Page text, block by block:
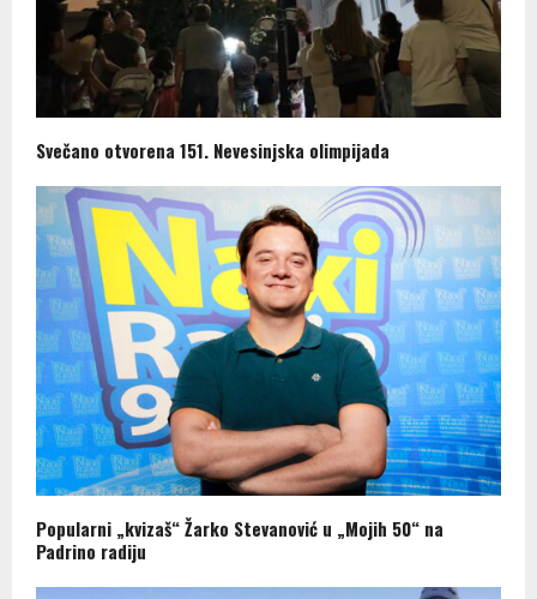
Svečano otvorena 151. Nevesinjska olimpijada
Popularni „kvizaš“ Žarko Stevanović u „Mojih 50“ na
Padrino radiju